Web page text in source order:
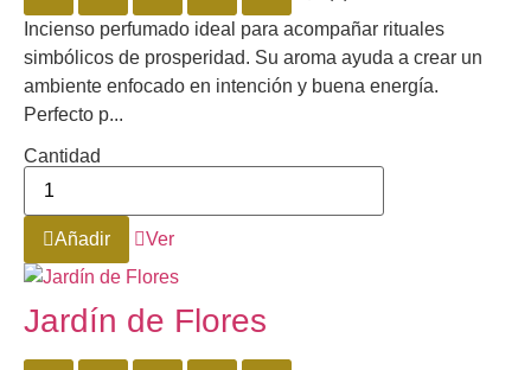
Incienso perfumado ideal para acompañar rituales
simbólicos de prosperidad. Su aroma ayuda a crear un
ambiente enfocado en intención y buena energía.
Perfecto p...
Cantidad
Añadir Ver
Jardín de Flores